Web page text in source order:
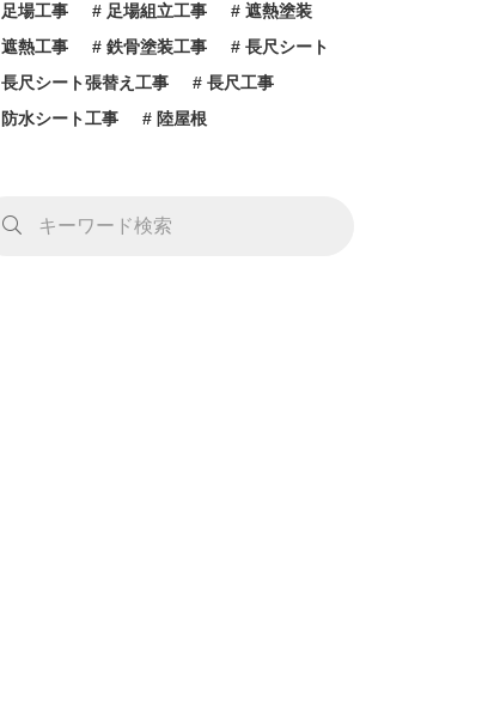
足場工事
足場組立工事
遮熱塗装
遮熱工事
鉄骨塗装工事
長尺シート
長尺シート張替え工事
長尺工事
防水シート工事
陸屋根